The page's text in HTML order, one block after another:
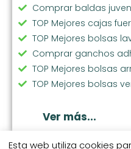
Comprar baldas
TOP Mejores cajas
TOP Mejores bolsas
Comprar ganchos
TOP Mejores bolsas
TOP Mejores bolsas
Comprar bolsas
Comprar perchas
Ver más...
Esta web utiliza cookies